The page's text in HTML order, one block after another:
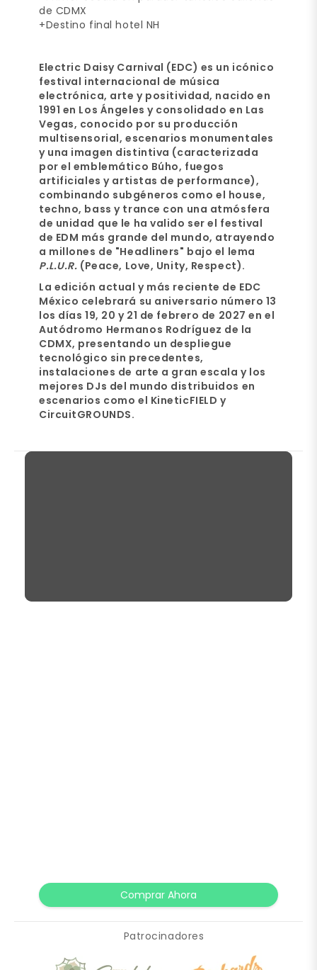
de CDMX
+Destino final hotel NH
Electric Daisy Carnival (EDC) es un icónico
festival internacional de música
electrónica, arte y positividad, nacido en
1991 en Los Ángeles y consolidado en Las
Vegas, conocido por su producción
multisensorial, escenarios monumentales
y una imagen distintiva (caracterizada
por el emblemático Búho, fuegos
artificiales y artistas de performance),
combinando subgéneros como el house,
techno, bass y trance con una atmósfera
de unidad que le ha valido ser el festival
de EDM más grande del mundo, atrayendo
a millones de "Headliners" bajo el lema
P.L.U.R. (Peace, Love, Unity, Respect).
La edición actual y más reciente de EDC
México celebrará su aniversario número 13
los días19, 20 y 21 de febrero de 2027 en el
Autódromo Hermanos Rodríguez de la
CDMX, presentando un despliegue
tecnológico sin precedentes,
instalaciones de arte a gran escala y los
mejores DJs del mundo distribuidos en
escenarios como el KineticFIELD y
CircuitGROUNDS.
Comprar Ahora
Patrocinadores